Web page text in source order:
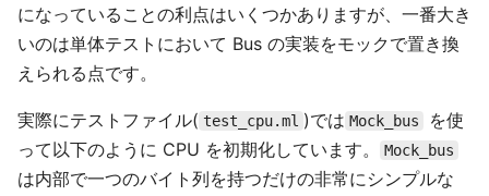
になっていることの利点はいくつかありますが、一番大き
いのは単体テストにおいて Bus の実装をモックで置き換
えられる点です。
実際にテストファイル( test_cpu.ml )では Mock_bus
を使
って以下のように CPU を初期化しています。
Mock_bus
は内部で一つのバイト列を持つだけの非常にシンプルな